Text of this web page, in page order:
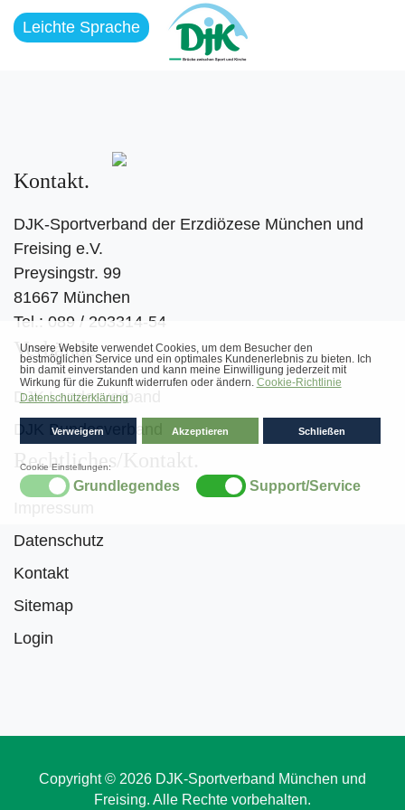
Leichte Sprache
Kontakt
DJK-Sportverband der Erzdiözese München und
Freising e.V.
Preysingstr. 99
81667 München
Tel.: 089 / 203314-54
Verbände
DJK Landesverband
DJK Bundesverband
Rechtliches/Kontakt
Datenschutz
Kontakt
Sitemap
Login
Copyright © 2026 DJK-Sportverband München und
Freising. Alle Rechte vorbehalten.